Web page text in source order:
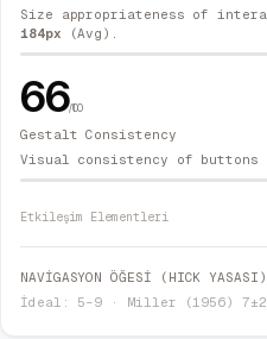
Size appropriateness of
184px (Avg).
66/100
Gestalt Consistency
Visual consistency of
Etkileşim Elementleri
NAVİGASYON ÖĞESİ (HICK YASASI)
İdeal: 5–9 · Miller (1956) 7±2